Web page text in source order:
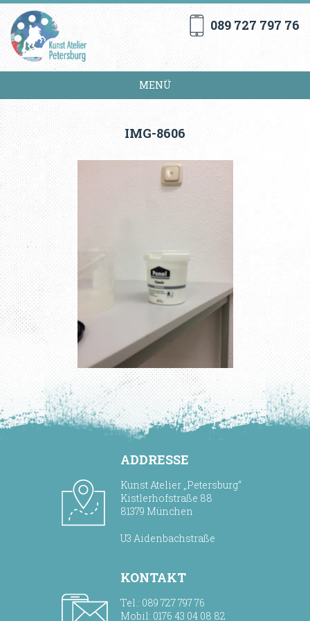
089 727 797 76
MENÜ
IMG-8606
ADDRESSE
Kunst Atelier „Petersburg“
Kistlerhofstraße 88
81379 München
U3 Aidenbachstraße
KONTAKT
Tel.: 089 727 797 76
Mobil: 0176 43 04 08 82